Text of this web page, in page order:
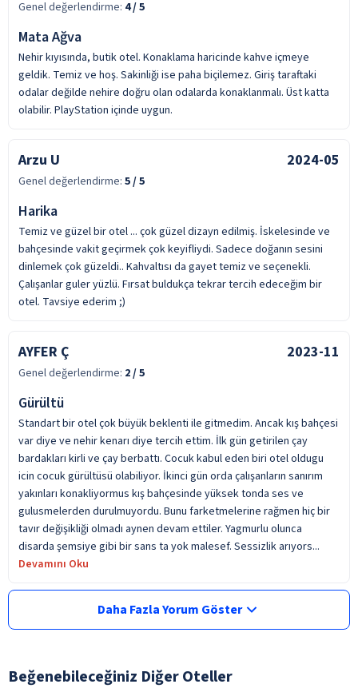
Genel değerlendirme: 4/ 5
Mata Ağva
Nehir kıyısında, butik otel. Konaklama haricinde kahve içmeye
geldik. Temiz ve hoş. Sakinliği ise paha biçilemez. Giriş taraftaki
odalar değilde nehire doğru olan odalarda konaklanmalı. Üst katta
olabilir. PlayStation içinde uygun.
Arzu U 2024-05
Genel değerlendirme: 5/ 5
Harika
Temiz ve güzel bir otel ... çok güzel dizayn edilmiş. İskelesinde ve
bahçesinde vakit geçirmek çok keyifliydi. Sadece doğanın sesini
dinlemek çok güzeldi.. Kahvaltısı da gayet temiz ve seçenekli.
Çalışanlar guler yüzlü. Fırsat buldukça tekrar tercih edeceğim bir
otel. Tavsiye ederim ;)
AYFER Ç 2023-11
Genel değerlendirme: 2/ 5
Gürültü
Standart bir otel çok büyük beklenti ile gitmedim. Ancak kış bahçesi
var diye ve nehir kenarı diye tercih ettim. İlk gün getirilen çay
bardakları kirli ve çay berbattı. Cocuk kabul eden biri otel oldugu
icin cocuk gürültüsü olabiliyor. İkinci gün orda çalışanların sanırım
yakınları konakliyormus kış bahçesinde yüksek tonda ses ve
gulusmelerden durulmuyordu. Bunu farketmelerine rağmen hiç bir
tavır değişikliği olmadı aynen devam ettiler. Yagmurlu olunca
disarda şemsiye gibi bir sans ta yok malesef. Sessizlik arıyors...
Devamını Oku
Daha Fazla Yorum Göster
Beğenebileceğiniz Diğer Oteller